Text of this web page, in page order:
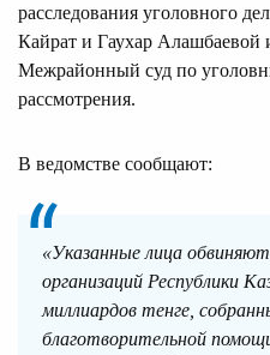
расследования уголовного
Кайрат и Гаухар Алашбаевой
Межрайонный суд по
рассмотрения.
В ведомстве сообщают:
«Указанные лица
организаций Республики
миллиардов тенге,
благотворительной